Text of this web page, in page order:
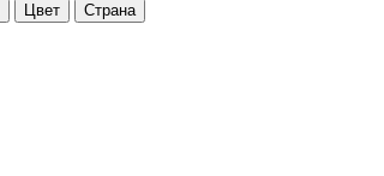
Цвет Страна